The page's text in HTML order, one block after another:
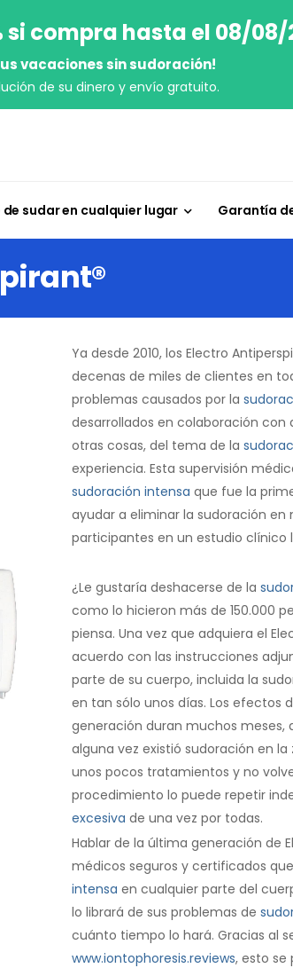
si compra hasta el 08/08/
vacaciones sin sudoración!
de su dinero y envío gratuito.
de sudar en cualquier lugar Garantía
Ya desde 2010, los Electro
decenas de miles de clientes en
problemas causados por la
desarrollados en colaboración
otras cosas, del tema de la
experiencia. Esta supervisión
sudoración intensa que fue la
ayudar a eliminar la sudoración
participantes en un estudio clínico
¿Le gustaría deshacerse de la
como lo hicieron más de 150.000
piensa. Una vez que adquiera el
acuerdo con las instrucciones
parte de su cuerpo, incluida la
en tan sólo unos días. Los efectos
generación duran muchos meses,
alguna vez existió sudoración en
unos pocos tratamientos y no
procedimiento lo puede repetir
excesiva de una vez por todas.
Hablar de la última generación de
médicos seguros y certificados
intensa en cualquier parte del
lo librará de sus problemas de
cuánto tiempo lo hará. Gracias al
www.iontophoresis.reviews, esto se